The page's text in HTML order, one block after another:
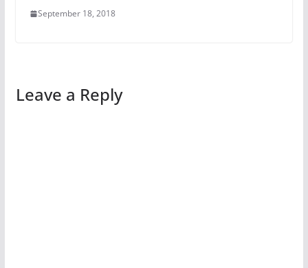
September 18, 2018
Leave a Reply